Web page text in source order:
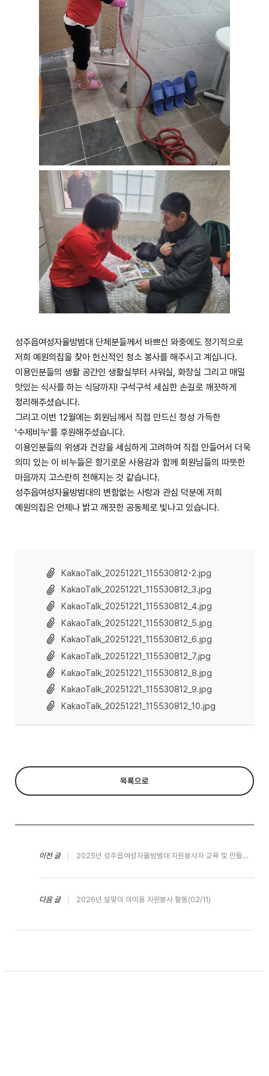
성주읍여성자율방범대 단체분들께서 바쁘신 와중에도 정기적으로
저희 예원의집을 찾아 헌신적인 청소 봉사를 해주시고 계십니다.
이용인분들의 생활 공간인 생활실부터 샤워실, 화장실 그리고 매일
맛있는 식사를 하는 식당까지! 구석구석 세심한 손길로 깨끗하게
정리해주셨습니다.
그리고 이번 12월에는 회원님께서 직접 만드신 정성 가득한
'수제비누'를 후원해주셨습니다.
이용인분들의 위생과 건강을 세심하게 고려하여 직접 만들어서 더욱
의미 있는 이 비누들은 향기로운 사용감과 함께 회원님들의 따뜻한
마음까지 고스란히 전해지는 것 같습니다.
성주읍여성자율방범대의 변함없는 사랑과 관심 덕분에 저희
예원의집은 언제나 밝고 깨끗한 공동체로 빛나고 있습니다.
KakaoTalk_20251221_115530812-2.jpg
KakaoTalk_20251221_115530812_3.jpg
KakaoTalk_20251221_115530812_4.jpg
KakaoTalk_20251221_115530812_5.jpg
KakaoTalk_20251221_115530812_6.jpg
KakaoTalk_20251221_115530812_7.jpg
KakaoTalk_20251221_115530812_8.jpg
KakaoTalk_20251221_115530812_9.jpg
KakaoTalk_20251221_115530812_10.jpg
목록으로
이전 글 2025년 성주읍여성자율방범대 자원봉사자 교육 및 만들기 체험 (10/19)
다음 글 2026년 설맞이 이미용 자원봉사 활동(02/11)